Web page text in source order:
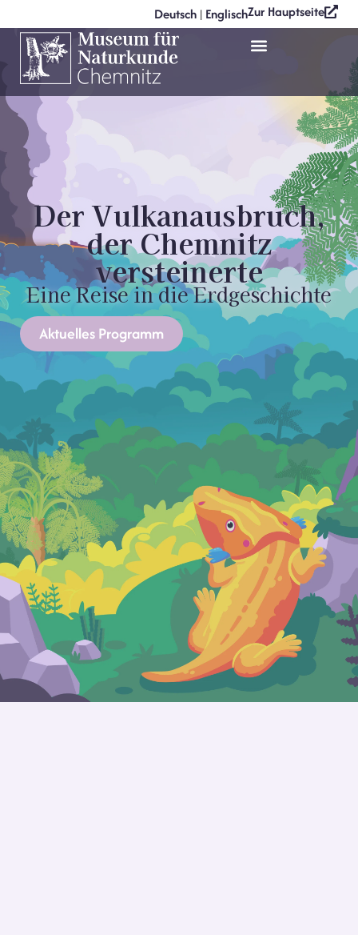
Deutsch | EnglischZur Hauptseite
Der Vulkanausbruch,
der Chemnitz
versteinerte
Eine Reise in die Erdgeschichte
Aktuelles Programm